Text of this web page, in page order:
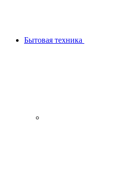
Бытовая техника